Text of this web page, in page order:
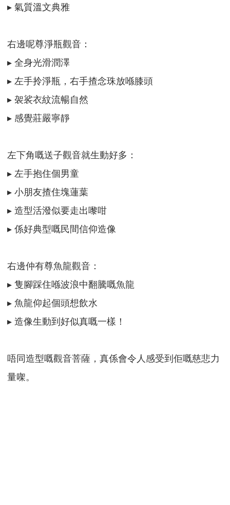
▸ 氣質溫文典雅
右邊呢尊淨瓶觀音：
▸ 全身光滑潤澤
▸ 左手拎淨瓶，右手揸念珠放喺膝頭
▸ 袈裟衣紋流暢自然
▸ 感覺莊嚴寧靜
左下角嘅送子觀音就生動好多：
▸ 左手抱住個男童
▸ 小朋友揸住塊蓮葉
▸ 造型活潑似要走出嚟咁
▸ 係好典型嘅民間信仰造像
右邊仲有尊魚龍觀音：
▸ 隻腳踩住喺波浪中翻騰嘅魚龍
▸ 魚龍仰起個頭想飲水
▸ 造像生動到好似真嘅一樣！
唔同造型嘅觀音菩薩，真係會令人感受到佢嘅慈悲力
量㗎。